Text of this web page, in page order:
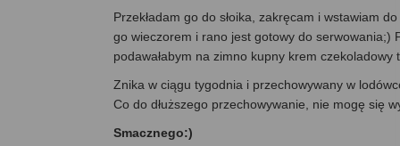
Przekładam go do słoika, zakręcam i wstawiam
go wieczorem i rano jest gotowy do serwowania;)
podawałabym na zimno kupny krem czekoladowy
Znika w ciągu tygodnia i przechowywany w
Co do dłuższego przechowywanie, nie mogę się
Smacznego:)